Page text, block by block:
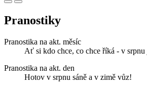
Pranostiky
Pranostika na akt. měsíc
Ať si kdo chce, co chce říká - v srpnu
Pranostika na akt. den
Hotov v srpnu sáně a v zimě vůz!